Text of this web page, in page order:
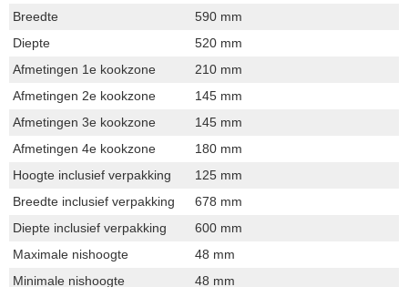
Breedte
590 mm
Diepte
520 mm
Afmetingen 1e kookzone
210 mm
Afmetingen 2e kookzone
145 mm
Afmetingen 3e kookzone
145 mm
Afmetingen 4e kookzone
180 mm
Hoogte inclusief verpakking
125 mm
Breedte inclusief verpakking
678 mm
Diepte inclusief verpakking
600 mm
Maximale nishoogte
48 mm
Minimale nishoogte
48 mm